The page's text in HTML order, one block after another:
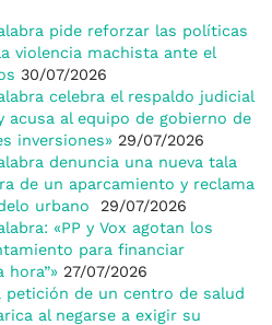
pide reforzar las políticas
violencia machista ante el
30/07/2026
celebra el respaldo judicial
acusa al equipo de gobierno de
inversiones» 29/07/2026
denuncia una nueva tala
de un aparcamiento y reclama
urbano
29/07/2026
«PP y Vox agotan los
para financiar
hora”» 27/07/2026
petición de un centro de salud
al negarse a exigir su